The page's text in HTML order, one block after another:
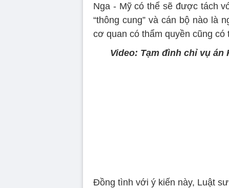
Nga - Mỹ có thể sẽ được tách
“thông cung” và cán bộ nào là
cơ quan có thẩm quyền cũng có
Video: Tạm đình chỉ vụ án
Đồng tình với ý kiến này, Luật